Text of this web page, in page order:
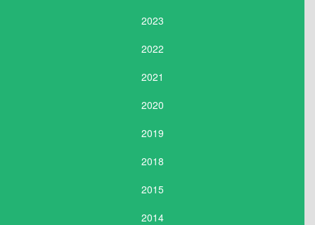
2023
2022
2021
2020
2019
2018
2015
2014